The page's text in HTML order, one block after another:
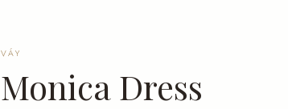
VÁY
Monica Dress